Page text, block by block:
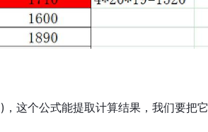
这个公式能提取计算结果，我们要把它